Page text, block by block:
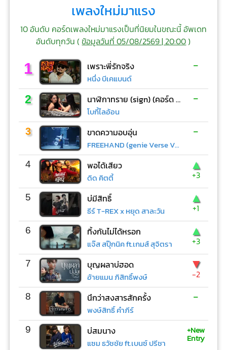
เพลงใหม่มาแรง
10 อันดับ คอร์ดเพลงใหม่มาแรงเป็นที่นิยมในขณะนี้ อัพเดท
อันดับทุกวัน (ข้อมูลวันที่ 05/08/2569 | 20:00)
1 เพราะพี่รักจริง
หนึ่ง บีเคแบนด์
-
2 นาฬิกาทราย (sign) (คอร์ด ง่ายๆ)
โบกี้ไลอ้อน
-
3 ขาดความอบอุ่น
FREEHAND (genie Verse Vol.1)
-
4 พอได้เสียว
ดิด คิตตี้
▲
+3
5 บ่มีสิทธิ์
ธีร์ T-REX x หยุด สาละวัน
▲
+1
6 ทิ้งกันไม่ได้หรอก
แจ๊ส สปุ๊กนิค ft.เกมส์ สุจิตรา
▲
+3
7 บุญผลาบ่ฮอด
อ้ายแมน ภิสิทธิ์พงษ์
▼
-2
8 นึกว่าสงสารสักครั้ง
พงษ์สิทธิ์ คำภีร์
-
9 บ่สมนาง
แซม ธวัชชัย ft.เบนซ์ ปรีชา
+New
Entry